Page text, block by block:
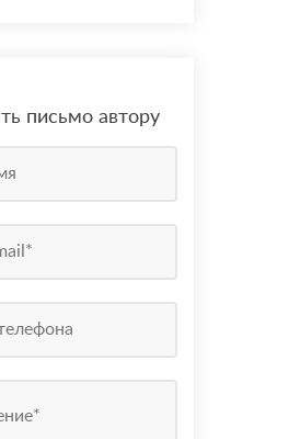
письмо автору